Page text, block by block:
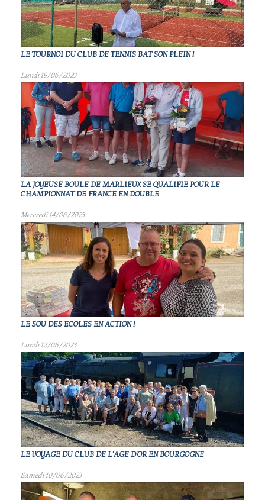
LE TOURNOI DU CLUB DE TENNIS BAT SON PLEIN !
Lundi 19/06/2023
LA JOYEUSE BOULE DE MARLIEUX SE QUALIFIE POUR LE
CHAMPIONNAT DE FRANCE EN DOUBLE
Mercredi 14/06/2023
LE SOU DES ECOLES EN ACTION !
Lundi 12/06/2023
LE VOYAGE DU CLUB DE L'AGE D'OR EN BOURGOGNE
Samedi 10/06/2023